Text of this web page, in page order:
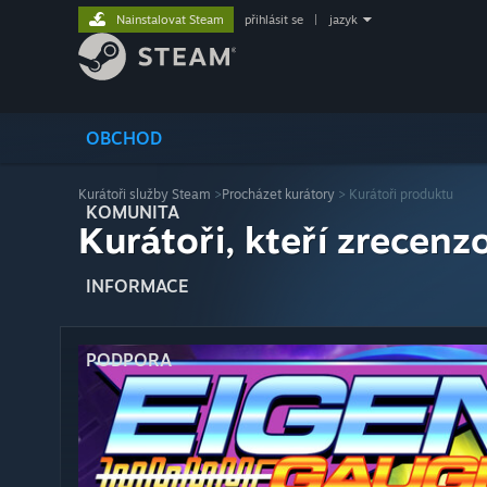
OBCHOD
KOMUNITA
INFORMACE
PODPORA
Nainstalovat Steam přihlásit se jazyk
Kurátoři služby Steam >Procházet kurátory > Kurátoři produktu
Kurátoři, kteří